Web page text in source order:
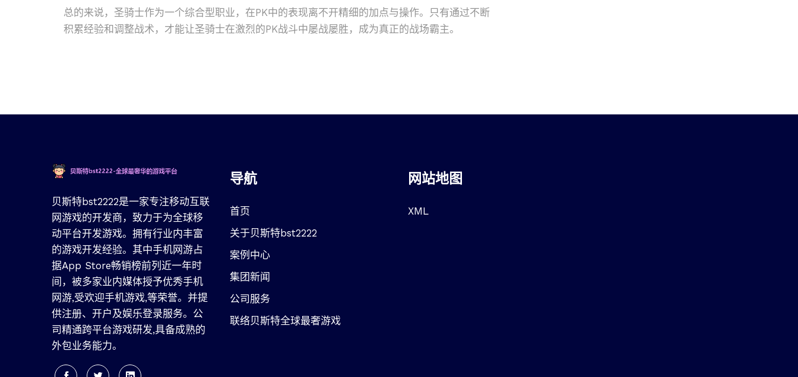
总的来说，圣骑士作为一个综合型职业，在PK中的表现离不开精细的加点与操作。只有通过不断
积累经验和调整战术，才能让圣骑士在激烈的PK战斗中屡战屡胜，成为真正的战场霸主。
贝斯特bst2222是一家专注移动互联
网游戏的开发商，致力于为全球移
动平台开发游戏。拥有行业内丰富
的游戏开发经验。其中手机网游占
据App Store畅销榜前列近一年时
间，被多家业内媒体授予优秀手机
网游,受欢迎手机游戏,等荣誉。并提
供注册、开户及娱乐登录服务。公
司精通跨平台游戏研发,具备成熟的
外包业务能力。
导航
首页
关于贝斯特bst2222
案例中心
集团新闻
公司服务
联络贝斯特全球最奢游戏
网站地图
XML